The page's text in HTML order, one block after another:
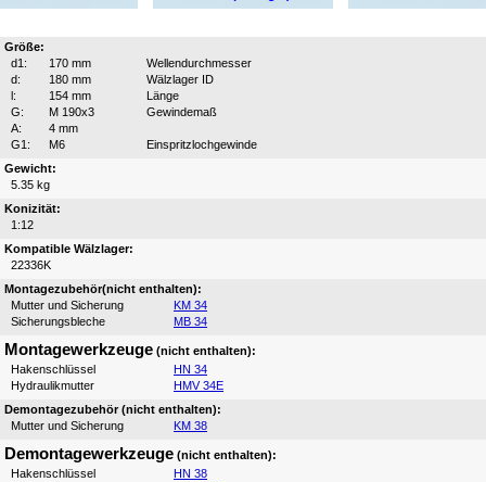
Größe:
d1:
170 mm
Wellendurchmesser
d:
180 mm
Wälzlager ID
l:
154 mm
Länge
G:
M 190x3
Gewindemaß
A:
4 mm
G1:
M6
Einspritzlochgewinde
Gewicht:
5.35 kg
Konizität:
1:12
Kompatible Wälzlager:
22336K
Montagezubehör(nicht enthalten):
Mutter und Sicherung
KM 34
Sicherungsbleche
MB 34
Montagewerkzeuge (nicht enthalten):
Hakenschlüssel
HN 34
Hydraulikmutter
HMV 34E
Demontagezubehör (nicht enthalten):
Mutter und Sicherung
KM 38
Demontagewerkzeuge (nicht enthalten):
Hakenschlüssel
HN 38